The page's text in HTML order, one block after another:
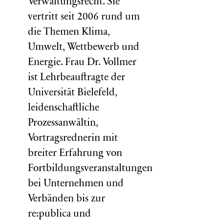
Verwaltungsrecht. Sie
vertritt seit 2006 rund um
die Themen Klima,
Umwelt, Wettbewerb und
Energie. Frau Dr. Vollmer
ist Lehrbeauftragte der
Universität Bielefeld,
leidenschaftliche
Prozessanwältin,
Vortragsrednerin mit
breiter Erfahrung von
Fortbildungsveranstaltungen
bei Unternehmen und
Verbänden bis zur
re:publica und